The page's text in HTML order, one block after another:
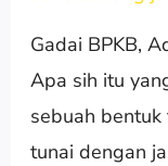
Gadai BPKB,
Apa sih itu
sebuah
tunai dengan
Cabang
Ungaran